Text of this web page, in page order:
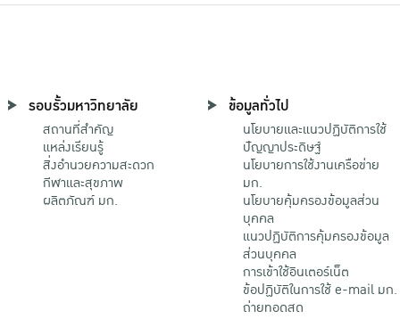
รอบรั้วมหาวิทยาลัย
สถานที่สำคัญ
แหล่งเรียนรู้
สิ่งอำนวยความสะดวก
กีฬาและสุขภาพ
ผลิตภัณฑ์ มก.
ข้อมูลทั่วไป
นโยบายและแนวปฏิบัติการใช้
ปัญญาประดิษฐ์
นโยบายการใช้งานเครือข่าย
มก.
นโยบายคุ้มครองข้อมูลส่วน
บุคคล
แนวปฏิบัติการคุ้มครองข้อมูล
ส่วนบุคคล
การเข้าใช้อินเตอร์เน็ต
ข้อปฏิบัติในการใช้ e-mail มก.
ถ่ายทอดสด